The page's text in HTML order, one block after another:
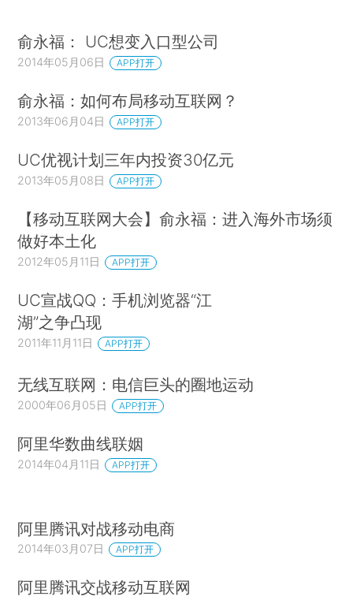
俞永福： UC想变入口型公司
2014年05月06日 APP打开
俞永福：如何布局移动互联网？
2013年06月04日 APP打开
UC优视计划三年内投资30亿元
2013年05月08日 APP打开
【移动互联网大会】俞永福：进入海外市场须
做好本土化
2012年05月11日 APP打开
UC宣战QQ：手机浏览器“江
湖”之争凸现
2011年11月11日 APP打开
无线互联网：电信巨头的圈地运动
2000年06月05日 APP打开
阿里华数曲线联姻
2014年04月11日 APP打开
阿里腾讯对战移动电商
2014年03月07日 APP打开
阿里腾讯交战移动互联网